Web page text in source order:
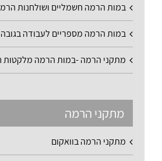
במות הרמה חשמליים ושולחנות
במות הרמה מספריים לעבודה בגובה
מתקני הרמה -במות הרמה מלקטות
מתקני הרמה
מתקני הרמה בוואקום